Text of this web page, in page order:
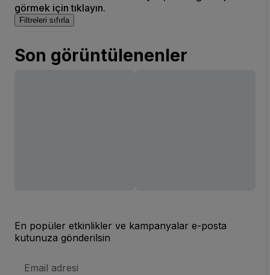
görmek için tıklayın.
Filtreleri sıfırla
Son görüntülenenler
En popüler etkinlikler ve kampanyalar e-posta
kutunuza gönderilsin
posta